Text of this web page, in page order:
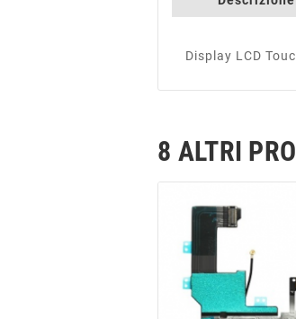
Display LCD
8 ALTRI